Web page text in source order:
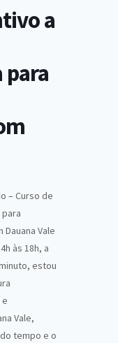
a
– Curso de
Vale
às 18h, a
estou
Vale,
tempo e o